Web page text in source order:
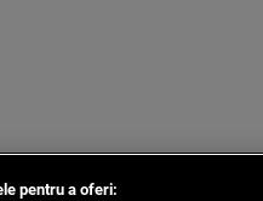
pentru a oferi: